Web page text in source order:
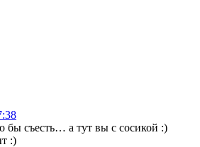
съесть… а тут вы с сосикой :)
:)